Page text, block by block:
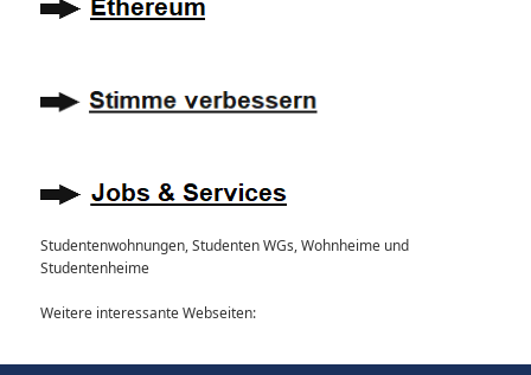
Studentenwohnungen, Studenten WGs, Wohnheime und
Studentenheime
Weitere interessante Webseiten: